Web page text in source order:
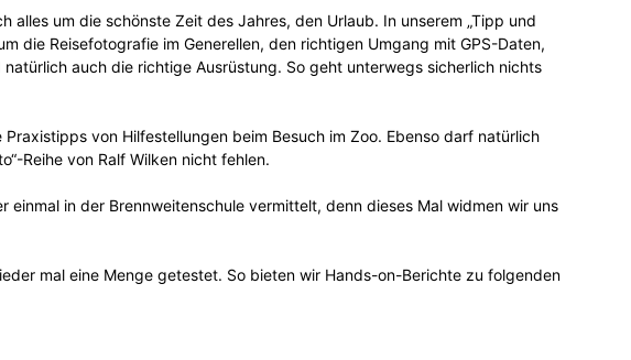
alles um die schönste Zeit des Jahres, den Urlaub. In unserem „Tipp und
die Reisefotografie im Generellen, den richtigen Umgang mit GPS-Daten,
natürlich auch die richtige Ausrüstung. So geht unterwegs sicherlich nichts
von Hilfestellungen beim Besuch im Zoo. Ebenso darf natürlich
Reihe von Ralf Wilken nicht fehlen.
einmal in der Brennweitenschule vermittelt, denn dieses Mal widmen wir uns
mal eine Menge getestet. So bieten wir Hands-on-Berichte zu folgenden